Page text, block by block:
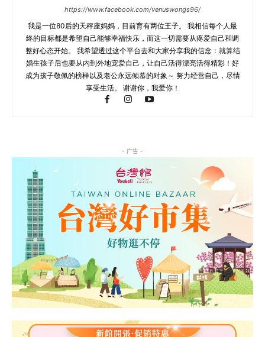
https://www.facebook.com/venuswongs96/
我是一位80后的天秤座妈妈，目前育有两位王子。 我相信每个人最
终的目标都是希望自己能够幸福快乐，而这一切需要从疼爱自己和调
整好心态开始。 我希望透过这个平台去和大家分享我的信念：就算结
婚生孩子后也要从内到外地宠爱自己，让自己活得漂亮活得精彩！好
成为孩子敬佩的榜样以及老公永远倾慕的对象～ 努力经营自己，尽情
享受生活。 谢谢你，我爱你！
- 广告 -